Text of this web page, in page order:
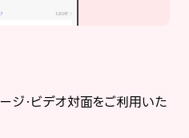
ージ・ビデオ対面をご利用いた